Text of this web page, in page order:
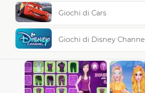
Giochi di Cars
Giochi di Disney Channel